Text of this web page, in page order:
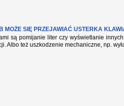
MOŻE SIĘ PRZEJAWIAĆ USTERKA
są pomijanie liter czy wyświetlanie
Albo też uszkodzenie mechaniczne, np.